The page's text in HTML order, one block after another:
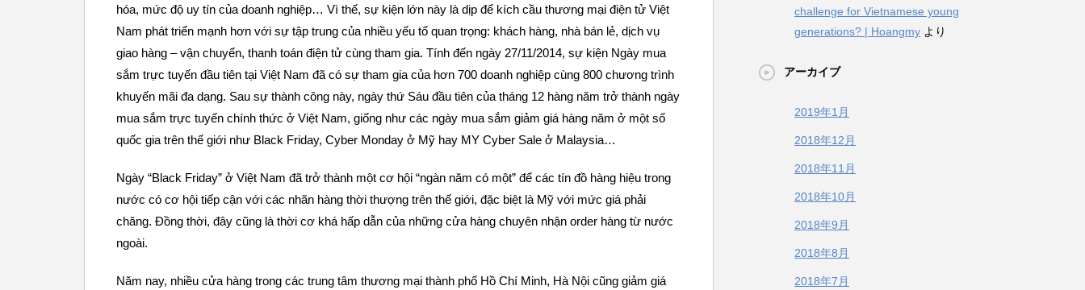
hóa, mức độ uy tín của doanh nghiệp… Vì thế, sự kiện lớn này là dịp để kích cầu thương mại điện tử Việt
Nam phát triển mạnh hơn với sự tập trung của nhiều yếu tố quan trọng: khách hàng, nhà bán lẻ, dịch vụ
giao hàng – vận chuyển, thanh toán điện tử cùng tham gia. Tính đến ngày 27/11/2014, sự kiện Ngày mua
sắm trực tuyến đầu tiên tại Việt Nam đã có sự tham gia của hơn 700 doanh nghiệp cùng 800 chương trình
khuyến mãi đa dạng. Sau sự thành công này, ngày thứ Sáu đầu tiên của tháng 12 hàng năm trở thành ngày
mua sắm trực tuyến chính thức ở Việt Nam, giống như các ngày mua sắm giảm giá hàng năm ở một số
quốc gia trên thế giới như Black Friday, Cyber Monday ở Mỹ hay MY Cyber Sale ở Malaysia…
Ngày “Black Friday” ở Việt Nam đã trở thành một cơ hội “ngàn năm có một” để các tín đồ hàng hiệu trong
nước có cơ hội tiếp cận với các nhãn hàng thời thượng trên thế giới, đặc biệt là Mỹ với mức giá phải
chăng. Đồng thời, đây cũng là thời cơ khá hấp dẫn của những cửa hàng chuyên nhận order hàng từ nước
ngoài.
Năm nay, nhiều cửa hàng trong các trung tâm thương mại thành phố Hồ Chí Minh, Hà Nội cũng giảm giá
challenge for Vietnamese young
generations? | Hoangmy より
アーカイブ
2019年1月
2018年12月
2018年11月
2018年10月
2018年9月
2018年8月
2018年7月